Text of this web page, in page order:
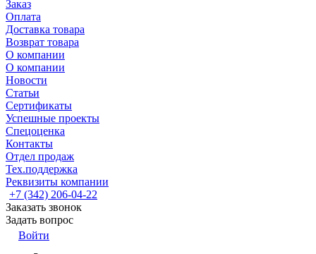
Заказ
Оплата
Доставка товара
Возврат товара
О компании
О компании
Новости
Статьи
Сертификаты
Успешные проекты
Спецоценка
Контакты
Отдел продаж
Тех.поддержка
Реквизиты компании
+7 (342) 206-04-22
Заказать звонок
Задать вопрос
Войти